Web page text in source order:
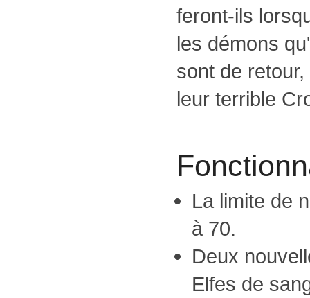
feront-ils
les démons
sont de
leur terrible
La limite de
à 70.
Deux
Elfes de